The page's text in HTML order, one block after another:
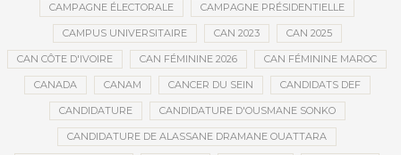
CAMPAGNE ÉLECTORALE CAMPAGNE PRÉSIDENTIELLE
CAMPUS UNIVERSITAIRE CAN 2023 CAN 2025
CAN CÔTE D'IVOIRE CAN FÉMININE 2026 CAN FÉMININE MAROC
CANADA CANAM CANCER DU SEIN CANDIDATS DEF
CANDIDATURE CANDIDATURE D'OUSMANE SONKO
CANDIDATURE DE ALASSANE DRAMANE OUATTARA